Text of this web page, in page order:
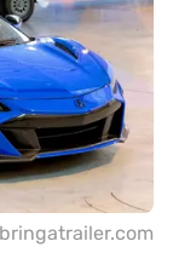
bringatrailer.com